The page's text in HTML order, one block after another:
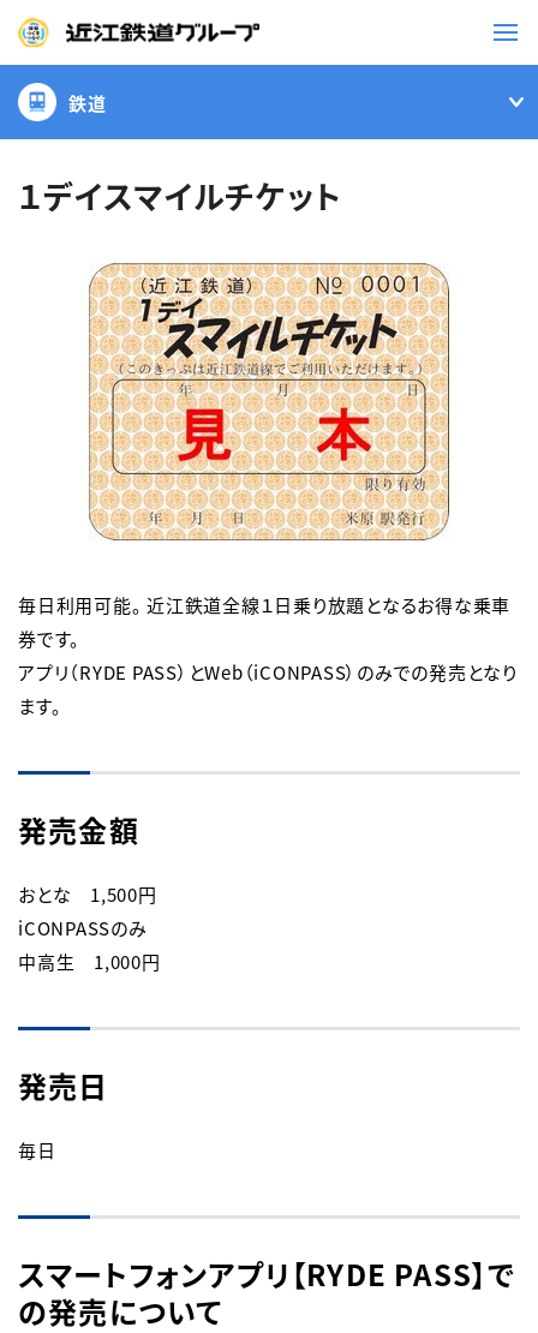
鉄道
バス
観光・イベント情報
ニュースリリース
企業情報
お問い合わせ一覧
English 簡体中文 繁体中文 한국어
鉄道
１デイスマイルチケット
毎日利用可能。 近江鉄道全線１日乗り放題となるお得な乗車
券です。
アプリ（RYDE PASS）とWeb（iCONPASS）のみでの発売となり
ます。
発売金額
おとな　1,500円
iCONPASSのみ
中高生　1,000円
発売日
毎日
スマートフォンアプリ【RYDE PASS】で
の発売について